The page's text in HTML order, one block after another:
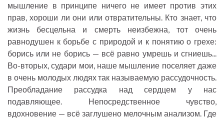
мышление в принципе ничего не имеет против этих
прав, хороши ли они или отвратительны. Кто знает, что
жизнь бесцельна и смерть неизбежна, тот очень
равнодушен к борьбе с природой и к понятию о грехе:
борись или не борись — всё равно умрешь и сгниешь...
Во-вторых, судари мои, наше мышление поселяет даже
в очень молодых людях так называемую рассудочность.
Преобладание рассудка над сердцем у нас
подавляющее. Непосредственное чувство,
вдохновение — всё заглушено мелочным анализом. Где